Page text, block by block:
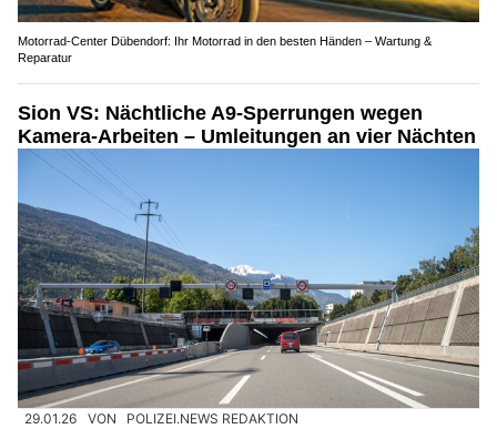
Motorrad-Center Dübendorf: Ihr Motorrad in den besten Händen – Wartung &
Reparatur
Sion VS: Nächtliche A9-Sperrungen wegen
Kamera-Arbeiten – Umleitungen an vier Nächten
29.01.26 VON POLIZEI.NEWS REDAKTION